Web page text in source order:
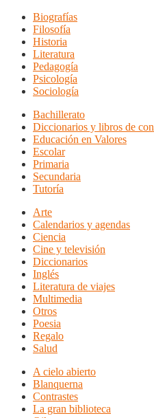
Biografías
Filosofía
Historia
Literatura
Pedagogía
Psicología
Sociología
Bachillerato
Diccionarios y libros de
Educación en Valores
Escolar
Primaria
Secundaria
Tutoría
Arte
Calendarios y agendas
Ciencia
Cine y televisión
Diccionarios
Inglés
Literatura de viajes
Multimedia
Otros
Poesia
Regalo
Salud
A cielo abierto
Blanquerna
Contrastes
La gran biblioteca